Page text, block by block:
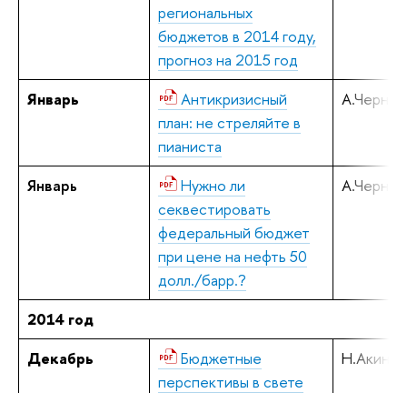
региональных
бюджетов в 2014 году,
прогноз на 2015 год
Январь
Антикризисный
план: не стреляйте в
пианиста
Январь
Нужно ли
секвестировать
федеральный бюджет
при цене на нефть 50
долл./барр.?
2014 год
Декабрь
Бюджетные
перспективы в свете